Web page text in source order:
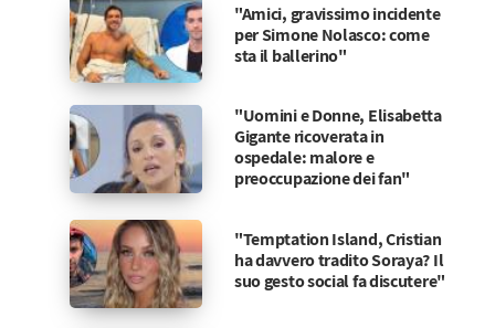
"Amici, gravissimo incidente
per Simone Nolasco: come
sta il ballerino"
"Uomini e Donne, Elisabetta
Gigante ricoverata in
ospedale: malore e
preoccupazione dei fan"
"Temptation Island, Cristian
ha davvero tradito Soraya? Il
suo gesto social fa discutere"